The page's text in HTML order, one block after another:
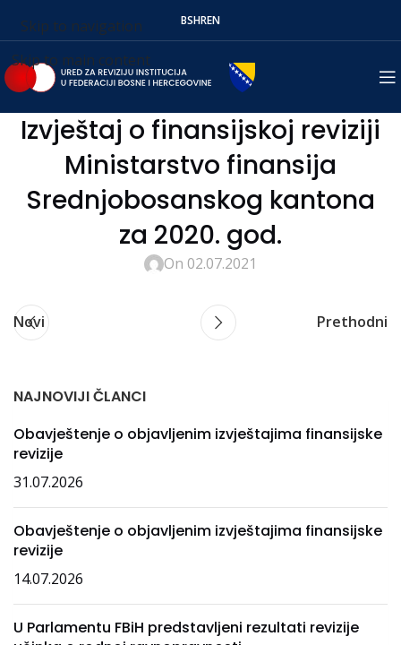
Skip to navigation
Skip to main content
BSHREN
Izvještaj o finansijskoj reviziji
Ministarstvo finansija
Srednjobosanskog kantona
za 2020. god.
On 02.07.2021
Novi Prethodni
NAJNOVIJI ČLANCI
Obavještenje o objavljenim izvještajima finansijske
revizije
31.07.2026
Obavještenje o objavljenim izvještajima finansijske
revizije
14.07.2026
U Parlamentu FBiH predstavljeni rezultati revizije